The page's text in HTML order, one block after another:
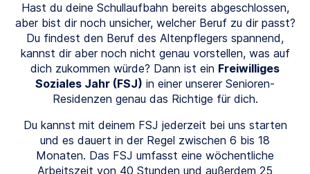
Hast du deine Schullaufbahn bereits abgeschlossen,
aber bist dir noch unsicher, welcher Beruf zu dir passt?
Du findest den Beruf des Altenpflegers spannend,
kannst dir aber noch nicht genau vorstellen, was auf
dich zukommen würde? Dann ist ein Freiwilliges
Soziales Jahr (FSJ) in einer unserer Senioren-
Residenzen genau das Richtige für dich.
Du kannst mit deinem FSJ jederzeit bei uns starten
und es dauert in der Regel zwischen 6 bis 18
Monaten. Das FSJ umfasst eine wöchentliche
Arbeitszeit von 40 Stunden und außerdem 25